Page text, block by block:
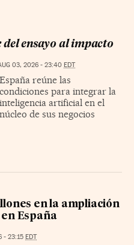
ensayo al impacto
03, 2026 - 23:40 EDT
España reúne las
condiciones para integrar la
inteligencia artificial en el
núcleo de sus negocios
en la ampliación
España
- 23:15 EDT